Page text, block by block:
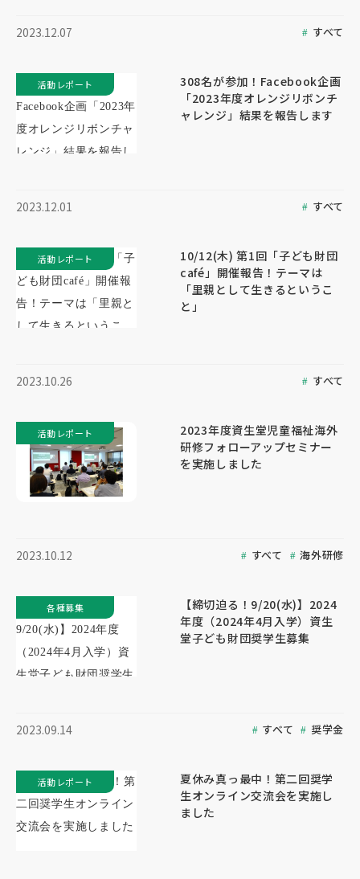
2023.12.07 すべて
308名が参加！Facebook企画
「2023年度オレンジリボンチ
ャレンジ」結果を報告します
2023.12.01 すべて
活動レポート
10/12(木) 第1回「子ども財団
café」開催報告！テーマは
「里親として生きるというこ
と」
2023.10.26 すべて
活動レポート
2023年度資生堂児童福祉海外
研修フォローアップセミナー
を実施しました
2023.10.12 すべて 海外研修
活動レポート
【締切迫る！9/20(水)】2024
年度（2024年4月入学）資生
堂子ども財団奨学生募集
2023.09.14 すべて 奨学金
各種募集
夏休み真っ最中！第二回奨学
生オンライン交流会を実施し
ました
活動レポート